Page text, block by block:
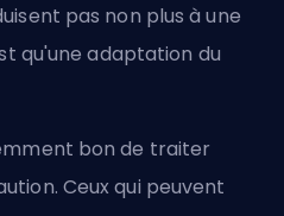
pas non plus à une
qu'une adaptation du
bon de traiter
Ceux qui peuvent